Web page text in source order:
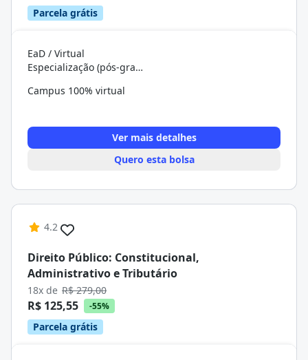
Parcela grátis
EaD / Virtual
Especialização (pós-graduação)
Campus 100% virtual
Ver mais detalhes
Quero esta bolsa
4.2
Direito Público: Constitucional,
Administrativo e Tributário
18x de R$ 279,00
R$ 125,55 -55%
Parcela grátis